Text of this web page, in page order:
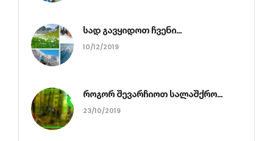
სად გავყიდოთ ჩვენი...
10/12/2019
როგორ შევარჩიოთ სალაშქრო...
23/10/2019